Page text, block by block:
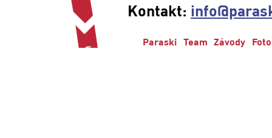
Kontakt:
Paraski Team Závody Foto